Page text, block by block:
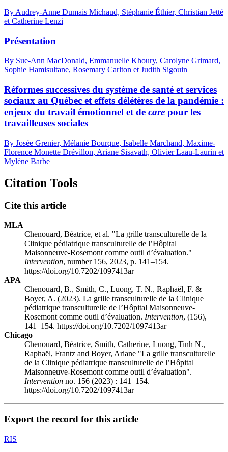
By Audrey-Anne Dumais Michaud, Stéphanie Éthier, Christian Jetté
et Catherine Lenzi
Présentation
By Sue-Ann MacDonald, Emmanuelle Khoury, Carolyne Grimard,
Sophie Hamisultane, Rosemary Carlton et Judith Sigouin
Réformes successives du système de santé et services
sociaux au Québec et effets délétères de la pandémie :
enjeux du travail émotionnel et de care pour les
travailleuses sociales
By Josée Grenier, Mélanie Bourque, Isabelle Marchand, Maxime-
Florence Monette Drévillon, Ariane Sisavath, Olivier Laau-Laurin et
Mylène Barbe
Citation Tools
Cite this article
MLA
Chenouard, Béatrice, et al. "La grille transculturelle de la
Clinique pédiatrique transculturelle de l’Hôpital
Maisonneuve-Rosemont comme outil d’évaluation."
Intervention, number 156, 2023, p. 141–154.
https://doi.org/10.7202/1097413ar
APA
Chenouard, B., Smith, C., Luong, T. N., Raphaël, F. &
Boyer, A. (2023). La grille transculturelle de la Clinique
pédiatrique transculturelle de l’Hôpital Maisonneuve-
Rosemont comme outil d’évaluation. Intervention, (156),
141–154. https://doi.org/10.7202/1097413ar
Chicago
Chenouard, Béatrice, Smith, Catherine, Luong, Tinh N.,
Raphaël, Frantz and Boyer, Ariane "La grille transculturelle
de la Clinique pédiatrique transculturelle de l’Hôpital
Maisonneuve-Rosemont comme outil d’évaluation".
Intervention no. 156 (2023) : 141–154.
https://doi.org/10.7202/1097413ar
Export the record for this article
RIS